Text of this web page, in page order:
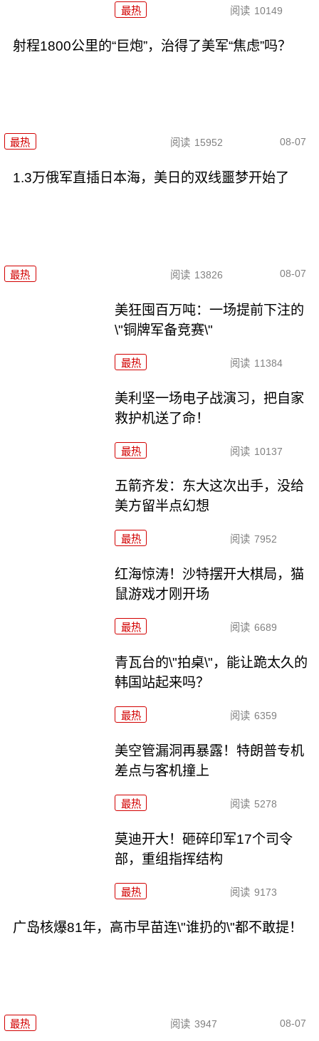
最热 阅读 10149
射程1800公里的“巨炮”，治得了美军“焦虑”吗？
最热 阅读 15952 08-07
1.3万俄军直插日本海，美日的双线噩梦开始了
最热 阅读 13826 08-07
美狂囤百万吨：一场提前下注的
\"铜牌军备竞赛\"
最热 阅读 11384
美利坚一场电子战演习，把自家
救护机送了命！
最热 阅读 10137
五箭齐发：东大这次出手，没给
美方留半点幻想
最热 阅读 7952
红海惊涛！沙特摆开大棋局，猫
鼠游戏才刚开场
最热 阅读 6689
青瓦台的\"拍桌\"，能让跪太久的
韩国站起来吗？
最热 阅读 6359
美空管漏洞再暴露！特朗普专机
差点与客机撞上
最热 阅读 5278
莫迪开大！砸碎印军17个司令
部，重组指挥结构
最热 阅读 9173
广岛核爆81年，高市早苗连\"谁扔的\"都不敢提！
最热 阅读 3947 08-07